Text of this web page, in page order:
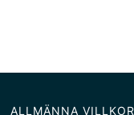
ALLMÄNNA VILLKOR